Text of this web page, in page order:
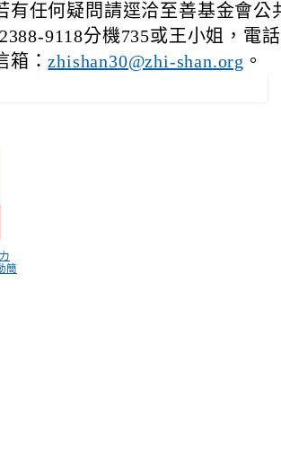
有任何疑問請逕洽至善基金會公
9118分機735或王小姐，電
箱：zhishan30@zhi-shan.org 。
簡